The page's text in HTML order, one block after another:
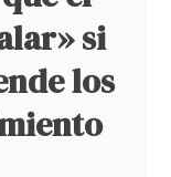
si
los